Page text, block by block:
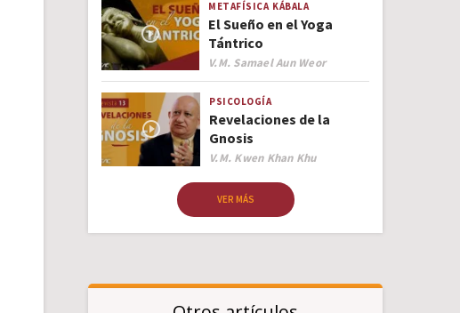
METAFÍSICA KÁBALA
El Sueño en el Yoga
Tántrico
Author
V.M. Samael Aun Weor
PSICOLOGÍA
Revelaciones de la
Gnosis
Author
V.M. Kwen Khan Khu
VER MÁS